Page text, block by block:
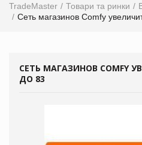
TradeMaster Товари та ринки
Сеть магазинов Comfy
СЕТЬ МАГАЗИНОВ COMFY
ДО 83